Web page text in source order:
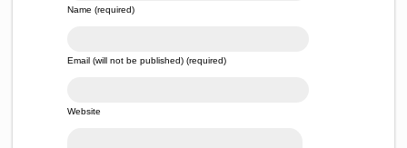
Name (required)
Email (will not be published) (required)
Website